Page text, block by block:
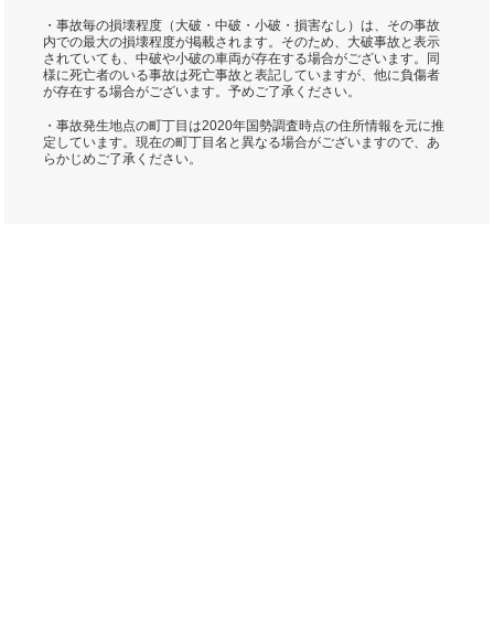
・事故毎の損壊程度（大破・中破・小破・損害なし）は、その事故
内での最大の損壊程度が掲載されます。そのため、大破事故と表示
されていても、中破や小破の車両が存在する場合がございます。同
様に死亡者のいる事故は死亡事故と表記していますが、他に負傷者
が存在する場合がございます。予めご了承ください。
・事故発生地点の町丁目は2020年国勢調査時点の住所情報を元に推
定しています。現在の町丁目名と異なる場合がございますので、あ
らかじめご了承ください。